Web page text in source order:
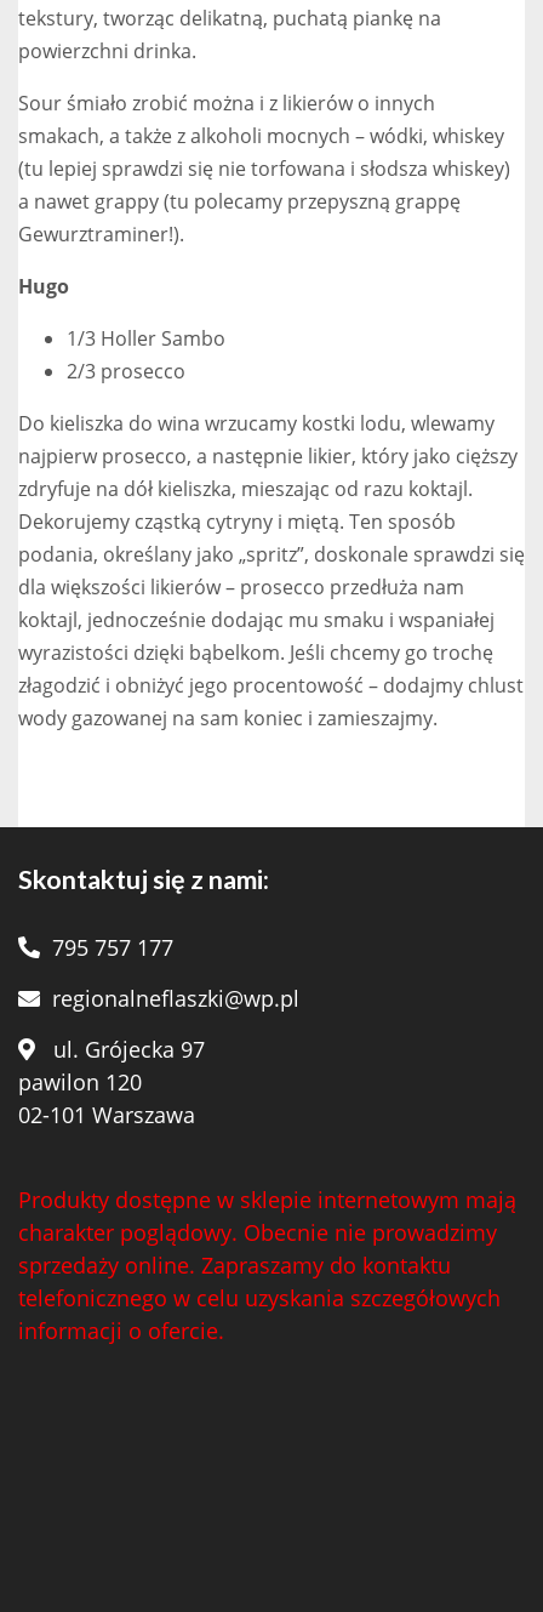
tekstury, tworząc delikatną, puchatą piankę na
powierzchni drinka.
Sour śmiało zrobić można i z likierów o innych
smakach, a także z alkoholi mocnych – wódki, whiskey
(tu lepiej sprawdzi się nie torfowana i słodsza whiskey)
a nawet grappy (tu polecamy przepyszną grappę
Gewurztraminer!).
Hugo
1/3 Holler Sambo
2/3 prosecco
Do kieliszka do wina wrzucamy kostki lodu, wlewamy
najpierw prosecco, a następnie likier, który jako cięższy
zdryfuje na dół kieliszka, mieszając od razu koktajl.
Dekorujemy cząstką cytryny i miętą. Ten sposób
podania, określany jako „spritz”, doskonale sprawdzi się
dla większości likierów – prosecco przedłuża nam
koktajl, jednocześnie dodając mu smaku i wspaniałej
wyrazistości dzięki bąbelkom. Jeśli chcemy go trochę
złagodzić i obniżyć jego procentowość – dodajmy chlust
wody gazowanej na sam koniec i zamieszajmy.
Skontaktuj się z nami:
795 757 177
regionalneflaszki@wp.pl
ul. Grójecka 97
pawilon 120
02-101 Warszawa
Produkty dostępne w sklepie internetowym mają
charakter poglądowy. Obecnie nie prowadzimy
sprzedaży online. Zapraszamy do kontaktu
telefonicznego w celu uzyskania szczegółowych
informacji o ofercie.